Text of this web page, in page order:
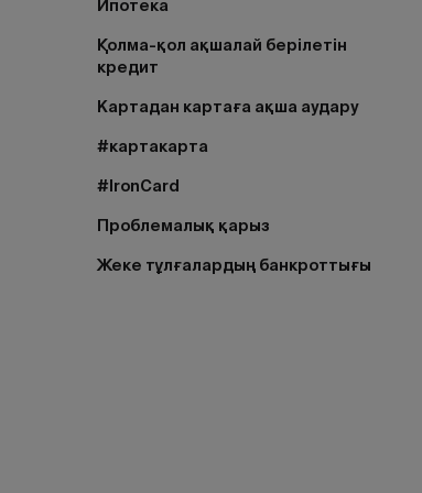
Ипотека
Қолма-қол ақшалай берілетін
кредит
Картадан картаға ақша аудару
#картакарта
#IronCard
Проблемалық қарыз
Жеке тұлғалардың банкроттығы